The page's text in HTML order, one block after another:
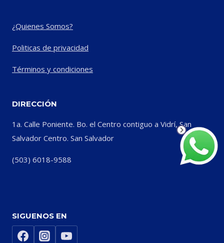
¿Quienes Somos?
Politicas de privacidad
Términos y condiciones
DIRECCIÓN
1a. Calle Poniente. Bo. el Centro contiguo a Vidrí, San
Salvador Centro. San Salvador
(503) 6018-9588
SIGUENOS EN